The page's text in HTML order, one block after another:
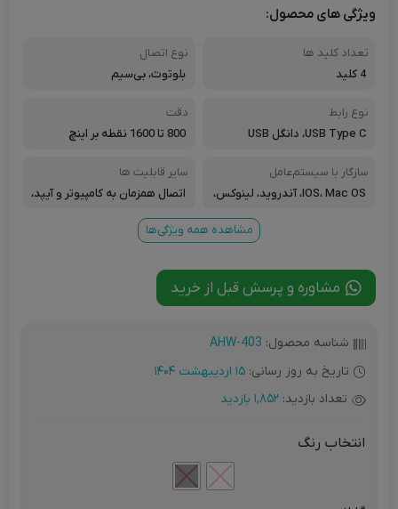
ویژگی های محصول:
تعداد کلید ها
4 کلید
نوع اتصال
بلوتوث، بی‌سیم
نوع رابط
USB Type C، دانگل USB
دقت
800 تا 1600 نقطه بر اینچ
سازگار با سیستم‌عامل‌
IOS، Mac OS، آندروید، لینوکس،
سایر قابلیت ها
اتصال همزمان به کامپیوتر و آیپد،
لوتوث و دانگل وایرلس، قابلیت کا
رکردن با هر دو دست
مشاهده همه ویژگی‌ها
مشاوره و پرسش قبل از خرید
شناسه محصول: AHW-403
تاریخ به روز رسانی: 15 اردیبهشت 1404
تعداد بازدید: 1,852 بازدید
انتخاب رنگ